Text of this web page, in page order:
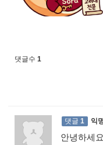
댓글수 1
댓글 1 익
안녕하세